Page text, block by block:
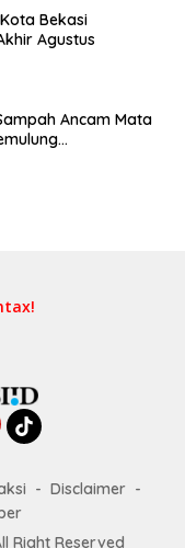
Bekasi
Agustus
Ancam Mata
Disclaimer
Right Reserved